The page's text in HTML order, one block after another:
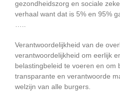
gezondheidszorg en sociale
verhaal want dat is 5% en 95%
Verantwoordelijkheid van de
verantwoordelijkheid om eerlijk
belastingbeleid te voeren en om
transparante en verantwoorde
welzijn van alle burgers.